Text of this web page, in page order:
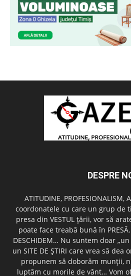
DESPRE
ATITUDINE, PROFESIONALISM,
coordonatele cu care un grup de
presa din VESTUL ţării, vor să
poate face treabă bună în
DESCHIDEM… Nu suntem doar
un SITE DE ŞTIRI care vrea să dea
propunem să doborâm munţii,
luptăm cu morile de vânt… Vom